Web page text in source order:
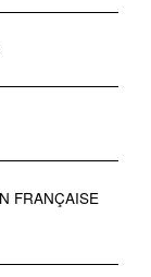
FRANÇAISE